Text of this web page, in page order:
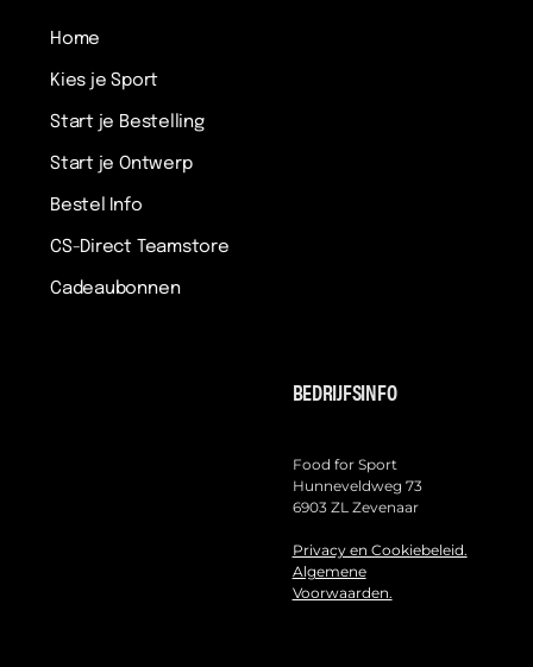
Home
Kies je Sport
Start je Bestelling
Start je Ontwerp
Bestel Info
CS-Direct Teamstore
Cadeaubonnen
BEDRIJFSINFO
Food for Sport
Hunneveldweg 73
6903 ZL Zevenaar
Privacy en Cookiebeleid.
Algemene
Voorwaarden.